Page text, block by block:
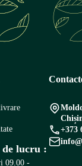
lucru :
09.00 -
+373